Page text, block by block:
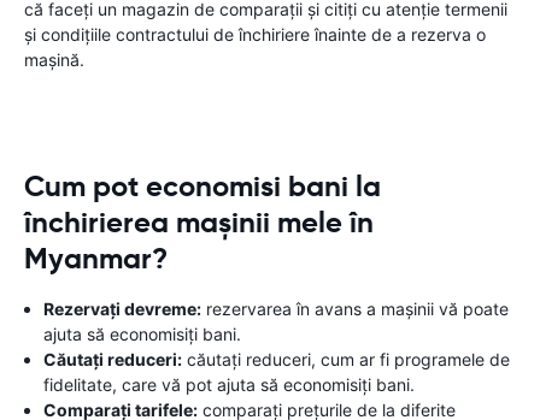
că faceți un magazin de comparații și citiți cu atenție termenii
și condițiile contractului de închiriere înainte de a rezerva o
mașină.
Cum pot economisi bani la
închirierea mașinii mele în
Myanmar?
Rezervați devreme: rezervarea în avans a mașinii vă poate
ajuta să economisiți bani.
Căutați reduceri: căutați reduceri, cum ar fi programele de
fidelitate, care vă pot ajuta să economisiți bani.
Comparați tarifele: comparați prețurile de la diferite